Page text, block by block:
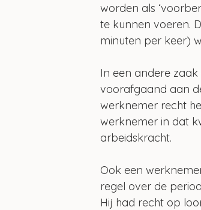
worden als
te kunnen voeren.
minuten per keer)
In een andere
voorafgaand aan
werknemer recht
werknemer in dat
arbeidskracht.
Ook een
regel over de
Hij had recht op